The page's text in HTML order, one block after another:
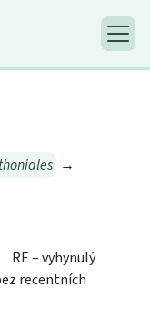
→
RE – vyhynulý
recentních